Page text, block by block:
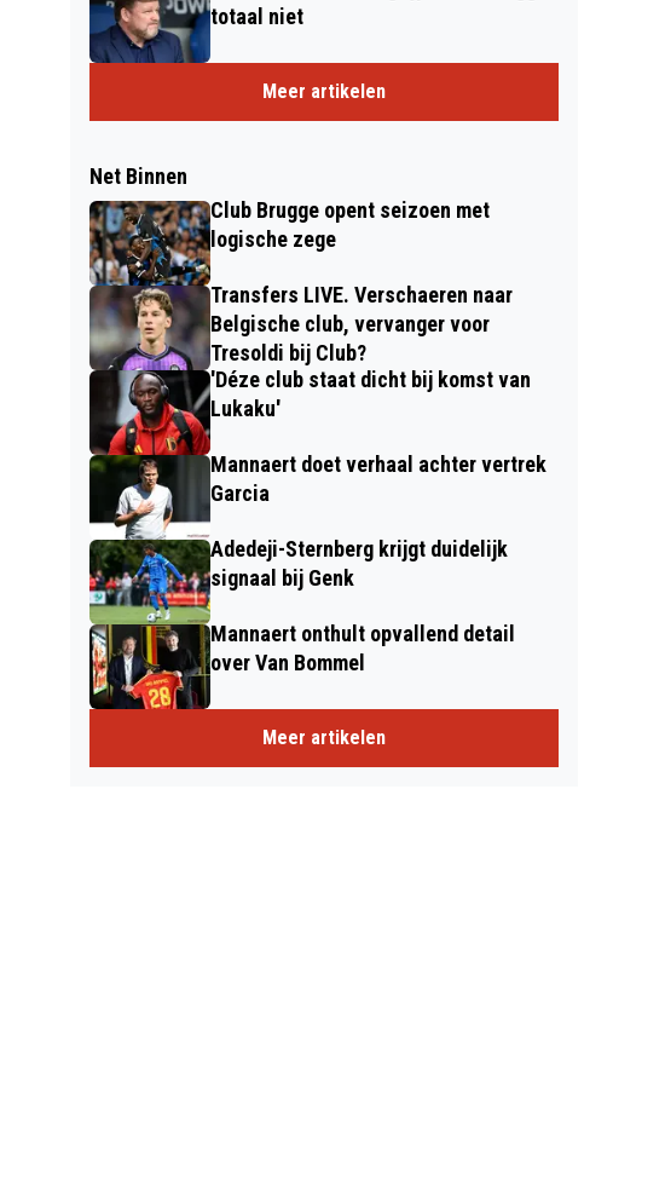
totaal niet
Meer artikelen
Net Binnen
Club Brugge opent seizoen met
logische zege
Transfers LIVE. Verschaeren naar
Belgische club, vervanger voor
Tresoldi bij Club?
'Déze club staat dicht bij komst van
Lukaku'
Mannaert doet verhaal achter vertrek
Garcia
Adedeji-Sternberg krijgt duidelijk
signaal bij Genk
Mannaert onthult opvallend detail
over Van Bommel
Meer artikelen